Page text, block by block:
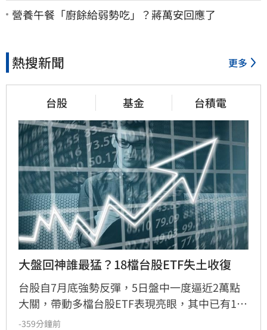
營養午餐「廚餘給弱勢吃」？蔣萬安回應了
熱搜新聞 更多
台股 基金 台積電
大盤回神誰最猛？18檔台股ETF失土收復
台股自7月底強勢反彈，5日盤中一度逼近2萬點
大關，帶動多檔台股ETF表現亮眼，其中已有18
檔順利收復股災失土。在近一週績效排名前十的
-359分鐘前